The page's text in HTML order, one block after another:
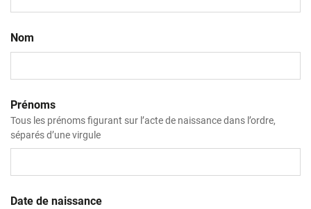
Nom
Prénoms
Tous les prénoms figurant sur l’acte de naissance dans l’ordre,
séparés d’une virgule
Date de naissance